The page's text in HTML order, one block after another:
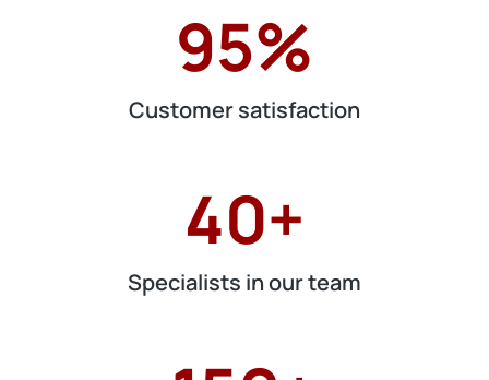
Customer satisfaction
95%
Specialists in our team
40+